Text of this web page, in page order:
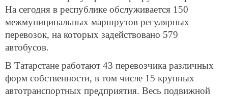
На сегодня в республике обслуживается 150
межмуниципальных маршрутов регулярных
перевозок, на которых задействовано 579
автобусов.
В Татарстане работают 43 перевозчика различных
форм собственности, в том числе 15 крупных
автотранспортных предприятия. Весь подвижной